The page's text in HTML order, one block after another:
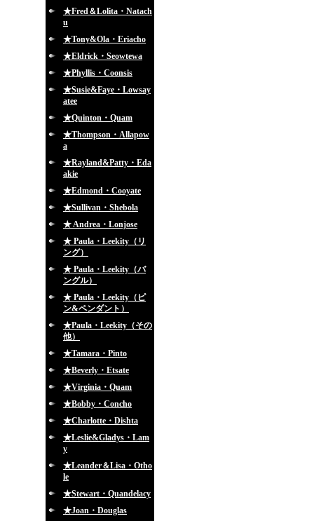
★Fred＆Lolita・Natach
u
★Tony&Ola・Eriacho
★Eldrick・Seowtewa
★Phyllis・Coonsis
★Susie&Faye・Lowsay
atee
★Quinton・Quam
★Thompson・Allapow
a
★Rayland&Patty・Eda
akie
★Edmond・Cooyate
★Sullivan・Shebola
★ Andrea・Lonjose
★ Paula・Leekity（リ
ング）
★ Paula・Leekity（バ
ングル）
★ Paula・Leekity（ピ
ン&ペンダント）
★Paula・Leekity（その
他）
★Tamara・Pinto
★Beverly・Etsate
★Virginia・Quam
★Bobby・Concho
★Charlotte・Dishta
★Leslie&Gladys・Lam
y
★Leander＆Lisa・Otho
le
★Stewart・Quandelacy
★Joan・Douglas